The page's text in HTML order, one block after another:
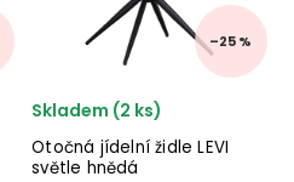
–25 %
Otočná jídelní židle LEVI
světle hnědá
Skladem (2 ks)